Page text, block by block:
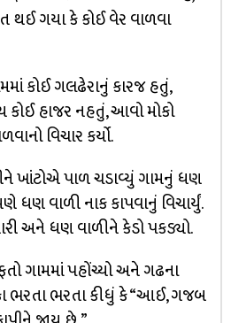
થઈ ગયા કે કોઈ વેર વાળવા
કોઈ ગલઢેરાનું કારજ હતું,
હાજર નહતું, આવો મોકો
વિચાર કર્યો.
ખાંટોએ પાળ ચડાવ્યું ગામનું ધણ
વાળી નાક કાપવાનું વિચાર્યું.
અને ધણ વાળીને કેડો પકડ્યો.
ગામમાં પહોંચ્યો અને ગઢના
ભરતા ભરતા કીધું કે “આઈ, ગજબ